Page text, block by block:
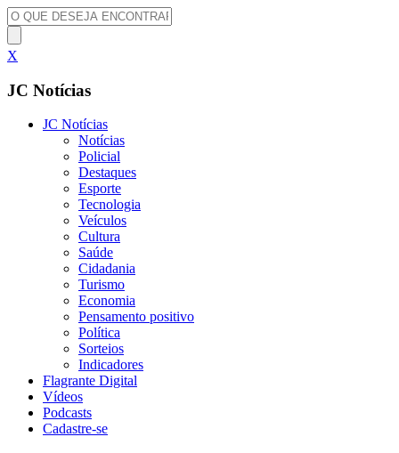
X
JC Notícias
JC Notícias
Notícias
Policial
Destaques
Esporte
Tecnologia
Veículos
Cultura
Saúde
Cidadania
Turismo
Economia
Pensamento positivo
Política
Sorteios
Indicadores
Flagrante Digital
Vídeos
Podcasts
Cadastre-se